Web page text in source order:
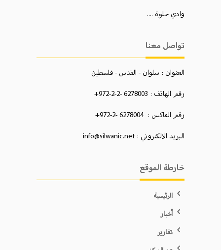
وادي حلوة ....
تواصل معنا
العنوان : سلوان - القدس - فلسطين
رقم الهاتف : 6278003 -2-2-972+
رقم الفاكس : 6278004 -2-972+
البريد الالكتروني : info@silwanic.net
خارطة الموقع
الرئيسية
أخبار
تقارير